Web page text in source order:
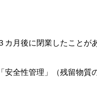
月後に閉業したことが
全性管理」（残留物質